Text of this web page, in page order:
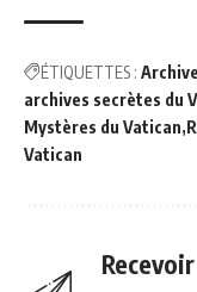
ÉTIQUETTES :
archives secrètes du
Mystères du Vatican
Vatican